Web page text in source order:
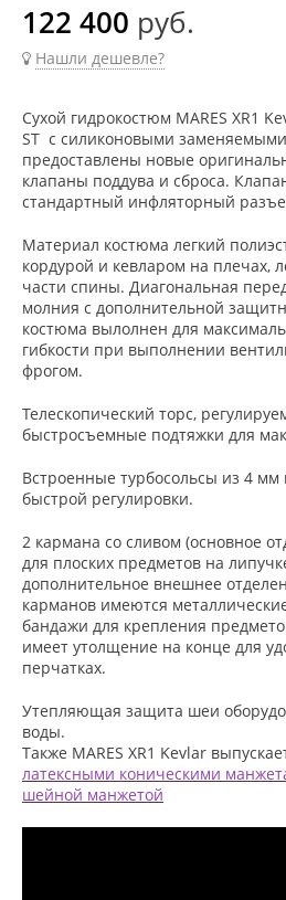
122 400 руб.
Нашли дешевле?
Сухой гидрокостюм MARES XR1
ST с силиконовыми
предоставлены новые
клапаны поддува и сброса.
стандартный инфляторный
Материал костюма легкий
кордурой и кевларом на плечах,
части спины. Диагональная
молния с дополнительной
костюма вылолнен для
гибкости при выполнении
фрогом.
Телескопический торс,
быстросъемные подтяжки для
Встроенные турбосольсы из 4
быстрой регулировки.
2 кармана со сливом (основное
для плоских предметов на
дополнительное внешнее
карманов имеются
бандажи для крепления
имеет утолщение на конце для
перчатках.
Утепляющая защита шеи
воды.
Также MARES XR1 Kevlar
латексными коническими
шейной манжетой